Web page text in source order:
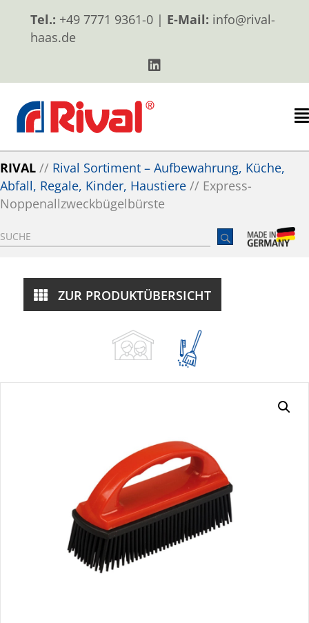
Tel.: +49 7771 9361-0 | E-Mail: info@rival-
haas.de
RIVAL // Rival Sortiment – Aufbewahrung, Küche,
Abfall, Regale, Kinder, Haustiere // Express-
Noppenallzweckbügelbürste
ZUR PRODUKTÜBERSICHT